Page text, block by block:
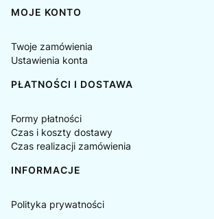
MOJE KONTO
Twoje zamówienia
Ustawienia konta
PŁATNOŚCI I DOSTAWA
Formy płatności
Czas i koszty dostawy
Czas realizacji zamówienia
INFORMACJE
Polityka prywatności